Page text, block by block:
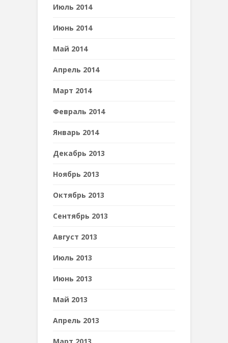
Июль 2014
Июнь 2014
Май 2014
Апрель 2014
Март 2014
Февраль 2014
Январь 2014
Декабрь 2013
Ноябрь 2013
Октябрь 2013
Сентябрь 2013
Август 2013
Июль 2013
Июнь 2013
Май 2013
Апрель 2013